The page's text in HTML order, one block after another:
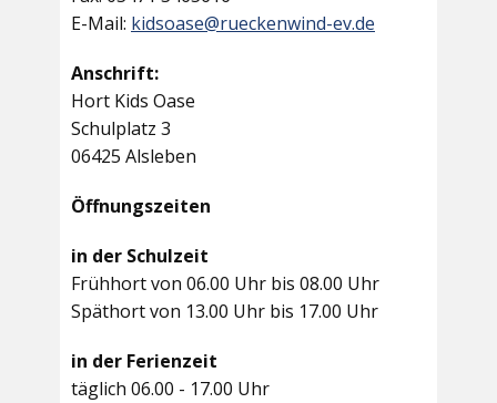
E-Mail: kidsoase@rueckenwind-ev.de
Anschrift:
Hort Kids Oase
Schulplatz 3
06425 Alsleben
Öffnungszeiten
in der Schulzeit
Frühhort von 06.00 Uhr bis 08.00 Uhr
Späthort von 13.00 Uhr bis 17.00 Uhr
in der Ferienzeit
täglich 06.00 - 17.00 Uhr